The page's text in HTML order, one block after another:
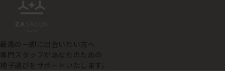
最高の一脚に出会いたい方へ
専門スタッフがあなたのための
椅子選びをサポートいたします。